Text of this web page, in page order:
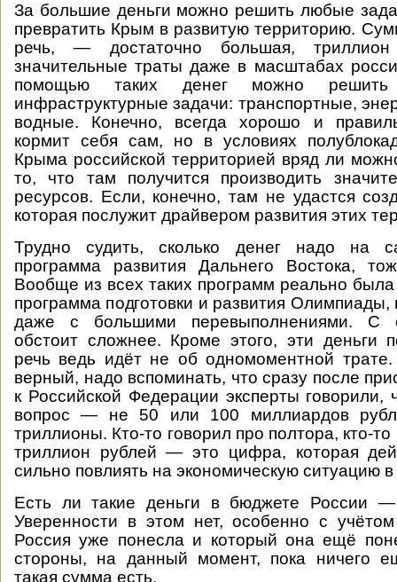
За большие деньги можно решить любые
превратить Крым в развитую территорию.
речь, — достаточно большая,
значительные траты даже в масштабах
помощью таких денег можно
инфраструктурные задачи: транспортные,
водные. Конечно, всегда хорошо и
кормит себя сам, но в условиях
Крыма российской территорией вряд ли
то, что там получится производить
ресурсов. Если, конечно, там не удастся
которая послужит драйвером развития этих
Трудно судить, сколько денег надо на
программа развития Дальнего Востока,
Вообще из всех таких программ реально
программа подготовки и развития
даже с большими перевыполнениями. С
обстоит сложнее. Кроме этого, эти деньги
речь ведь идёт не об одномоментной
верный, надо вспоминать, что сразу после
к Российской Федерации эксперты говорили,
вопрос — не 50 или 100 миллиардов
триллионы. Кто-то говорил про полтора, кто-
триллион рублей — это цифра, которая
сильно повлиять на экономическую ситуацию
Есть ли такие деньги в бюджете России
Уверенности в этом нет, особенно с
Россия уже понесла и который она ещё
стороны, на данный момент, пока ничего
такая сумма есть.